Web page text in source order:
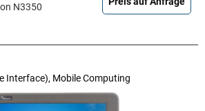
N3350
Interface), Mobile Computing